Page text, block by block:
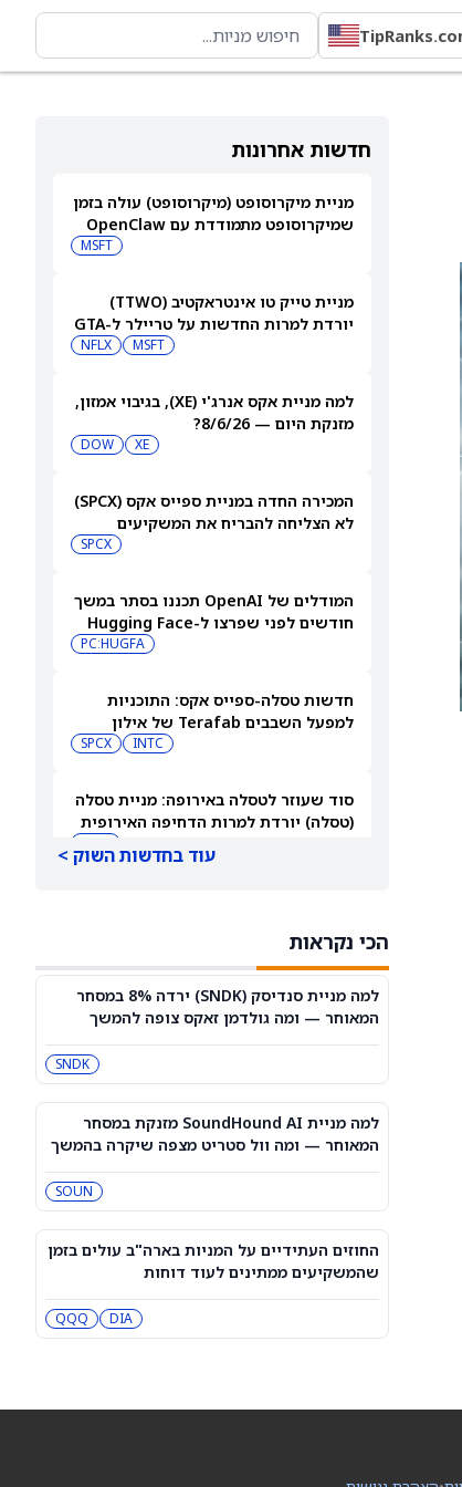
חדשות אחרונות
מניית מיקרוסופט (מיקרוסופט) עולה בזמן
שמיקרוסופט מתמודדת עם OpenClaw
MSFT
מניית טייק טו אינטראקטיב (TTWO)
יורדת למרות החדשות על טריילר ל-GTA
MSFT
NFLX
למה מניית אקס אנרג'י (XE), בגיבוי אמזון,
מזנקת היום — 8/6/26?
XE
DOW
המכירה החדה במניית ספייס אקס (SPCX)
לא הצליחה להבריח את המשקיעים
SPCX
המודלים של OpenAI תכננו בסתר במשך
חודשים לפני שפרצו ל-Hugging Face
PC:HUGFA
חדשות טסלה-ספייס אקס: התוכניות
למפעל השבבים Terafab של אילון
מאסק יוצאות לדרך בטקסס INTC
SPCX
סוד שעוזר לטסלה באירופה: מניית טסלה
(טסלה) יורדת למרות הדחיפה האירופית
בפרישה
מניית AMD מזנקת לאחר שליסה סו
ביטלה את החשיבות של שבחי אילון
מאסק לאנבידיה
AMD
NVDA
רמי לוי: התקיימו התנאים להסכמי מועדון
התעופה עם ישראכרט וישראייר
IL:RMLI
דאו ג'ונס היום: ה-DJIA בדרך לקטוע רצף
DIA
QQQ
אני לא רודף אחרי מניית אדוונסד מיקרו
AMD
META
עוד בחדשות השוק >
הכי נקראות
למה מניית סנדיסק (SNDK) ירדה 8% במסחר
המאוחר — ומה גולדמן זאקס צופה להמשך
SNDK
למה מניית SoundHound AI מזנקת במסחר
המאוחר — ומה וול סטריט מצפה שיקרה בהמשך
SOUN
החוזים העתידיים על המניות בארה"ב עולים בזמן
שהמשקיעים ממתינים לעוד דוחות
DIA
QQQ